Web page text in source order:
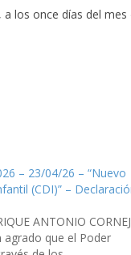
los once días del
– 23/04/26 – “Nuevo
(CDI)” –
ANTONIO
agrado que el Poder